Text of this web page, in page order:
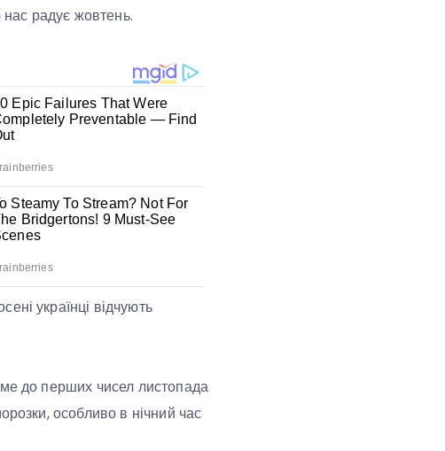
нас радує жовтень.
українці відчують
до перших чисел листопада
особливо в нічний час